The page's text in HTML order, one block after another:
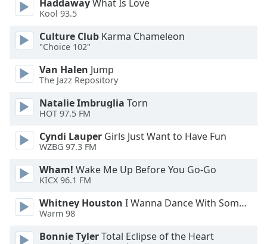
Opacity
Font
Size
Text
Edge
Style
Font
HaddawayWhat Is Love
Kool 93.5
Culture Club Karma Chameleon
"Choice 102"
Van Halen Jump
The Jazz Repository
Natalie Imbruglia Torn
HOT 97.5 FM
Cyndi Lauper Girls Just Want to Have Fun
WZBG 97.3 FM
Wham! Wake Me Up Before You Go-Go
KICX 96.1 FM
Whitney Houston I Wanna Dance With Somebody
Warm 98
Bonnie TylerTotal Eclipse of the Heart